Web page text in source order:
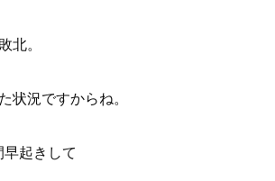
北。
状況ですからね。
起きして